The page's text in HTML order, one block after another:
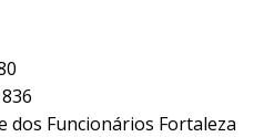
dos Funcionários Fortaleza